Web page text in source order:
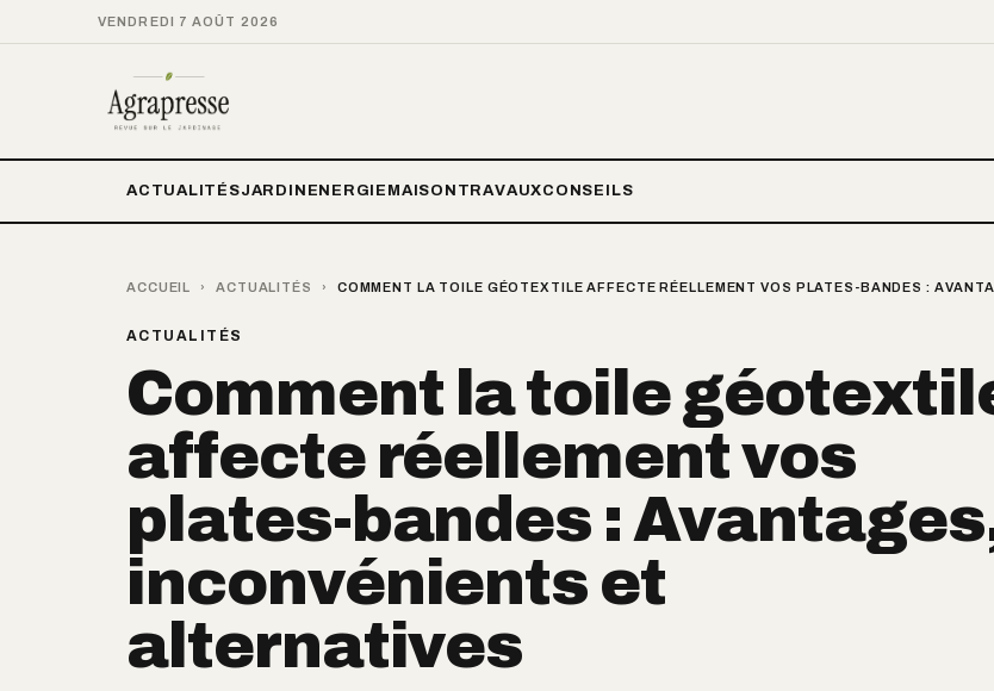
VENDREDI 7 AOÛT 2026
ACTUALITÉSJARDIN ENERGIE MAISON TRAVAUXCONSEILS
ACCUEIL › ACTUALITÉS › COMMENT LA TOILE GÉOTEXTILE AFFECTE RÉELLEMENT VOS PLATES-BANDES :
ACTUALITÉS
Comment la toile
affecte réellement vos
plates-bandes :
inconvénients et
alternatives